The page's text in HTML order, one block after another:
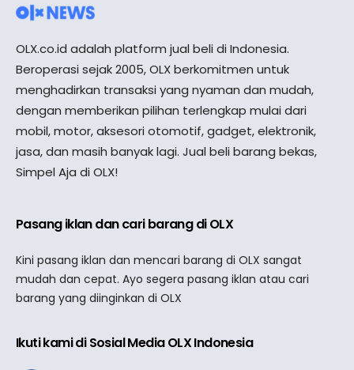
OLX.co.id adalah platform jual beli di Indonesia.
Beroperasi sejak 2005, OLX berkomitmen untuk
menghadirkan transaksi yang nyaman dan mudah,
dengan memberikan pilihan terlengkap mulai dari
mobil, motor, aksesori otomotif, gadget, elektronik,
jasa, dan masih banyak lagi. Jual beli barang bekas,
Simpel Aja di OLX!
Pasang iklan dan cari barang di OLX
Kini pasang iklan dan mencari barang di OLX sangat
mudah dan cepat. Ayo segera pasang iklan atau cari
barang yang diinginkan di OLX
Ikuti kami di Sosial Media OLX Indonesia